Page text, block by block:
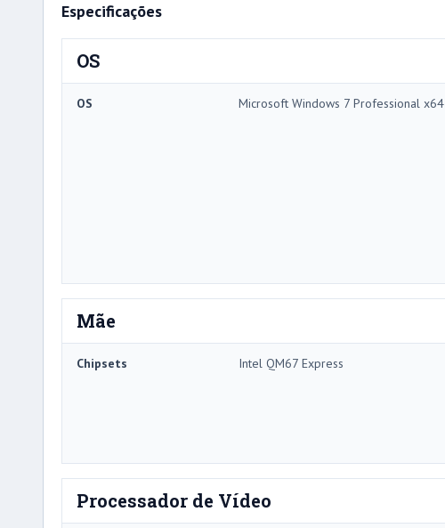
Especificações
OS
OS Microsoft Windows 7 Professional x64
Mãe
Chipsets Intel QM67 Express
Processador de Vídeo